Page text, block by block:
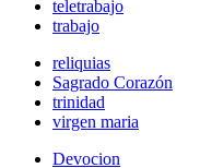
teletrabajo
trabajo
reliquias
Sagrado Corazón
trinidad
virgen maria
Devocion